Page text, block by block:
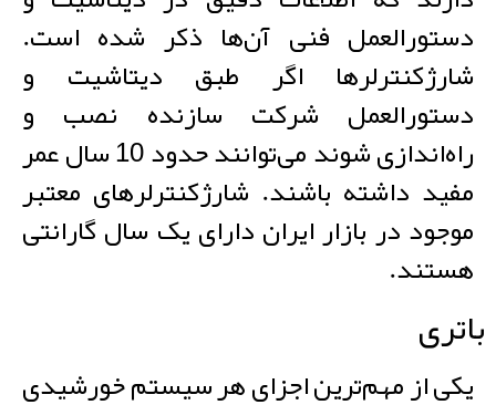
دستورالعمل فنی آن‌ها ذکر شده است.
شارژکنترلرها اگر طبق دیتاشیت و
دستورالعمل شرکت سازنده نصب و
راه‌اندازی شوند می‌توانند حدود 10 سال عمر
مفید داشته باشند. شارژکنترلرهای معتبر
موجود در بازار ایران دارای یک سال گارانتی
هستند.
باتری
یکی از مهم‌ترین اجزای هر سیستم خورشیدی